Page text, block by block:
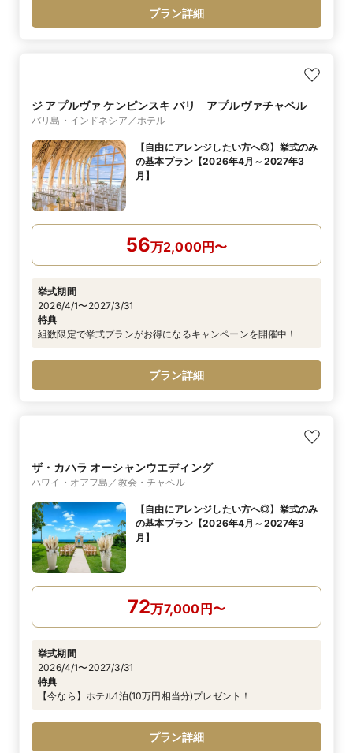
プラン詳細
ジ アプルヴァ ケンピンスキ バリ アプルヴァチャペル
バリ島・インドネシア／ホテル
【自由にアレンジしたい方へ◎】挙式のみ
の基本プラン【2026年4月～2027年3
月】
56万2,000円〜
挙式期間
2026/4/1〜2027/3/31
特典
組数限定で挙式プランがお得になるキャンペーンを開催中！
プラン詳細
ザ・カハラ オーシャンウエディング
ハワイ・オアフ島／教会・チャペル
【自由にアレンジしたい方へ◎】挙式のみ
の基本プラン【2026年4月～2027年3
月】
72万7,000円〜
挙式期間
2026/4/1〜2027/3/31
特典
【今なら】ホテル1泊(10万円相当分)プレゼント！
プラン詳細